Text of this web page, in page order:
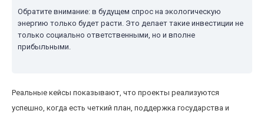
Обратите внимание: в будущем спрос на экологическую
энергию только будет расти. Это делает такие инвестиции не
только социально ответственными, но и вполне
прибыльными.
Реальные кейсы показывают, что проекты реализуются
успешно, когда есть четкий план, поддержка государства и